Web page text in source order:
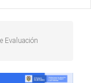
Evaluación